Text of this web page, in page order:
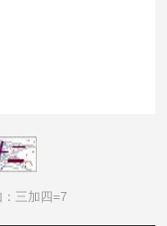
三加四=7